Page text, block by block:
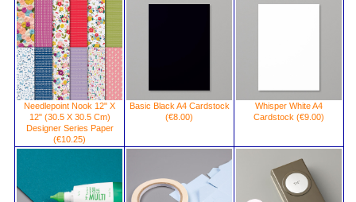
Needlepoint Nook 12" X
12" (30.5 X 30.5 Cm)
Designer Series Paper
(€10.25)
Basic Black A4 Cardstock
(€8.00)
Whisper White A4
Cardstock (€9.00)